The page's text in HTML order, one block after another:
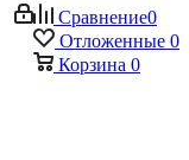
Сравнение0
Отложенные 0
Корзина 0